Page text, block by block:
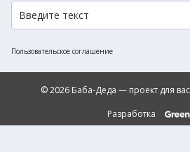
Пользовательское соглашение
© 2026 Баба-Деда — проект для
Разработка